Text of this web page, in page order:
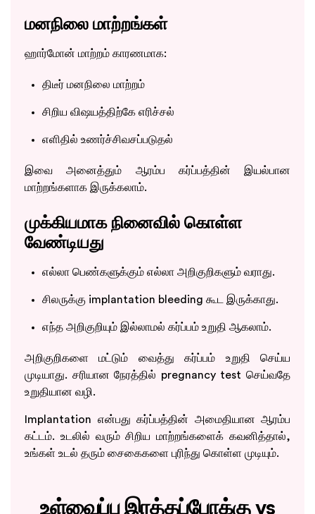
மனநிலை மாற்றங்கள்
ஹார்மோன் மாற்றம் காரணமாக:
திடீர் மனநிலை மாற்றம்
சிறிய விஷயத்திற்கே எரிச்சல்
எளிதில் உணர்ச்சிவசப்படுதல்
இவை அனைத்தும் ஆரம்ப கர்ப்பத்தின் இயல்பான
மாற்றங்களாக இருக்கலாம்.
முக்கியமாக நினைவில் கொள்ள
வேண்டியது
எல்லா பெண்களுக்கும் எல்லா அறிகுறிகளும் வராது.
சிலருக்கு implantation bleeding கூட இருக்காது.
எந்த அறிகுறியும் இல்லாமல் கர்ப்பம் உறுதி ஆகலாம்.
அறிகுறிகளை மட்டும் வைத்து கர்ப்பம் உறுதி செய்ய
முடியாது. சரியான நேரத்தில் pregnancy test செய்வதே
உறுதியான வழி.
Implantation என்பது கர்ப்பத்தின் அமைதியான ஆரம்ப
கட்டம். உடலில் வரும் சிறிய மாற்றங்களைக் கவனித்தால்,
உங்கள் உடல் தரும் சைகைகளை புரிந்து கொள்ள முடியும்.
உள்வைப்பு இரத்தப்போக்கு vs
T&C